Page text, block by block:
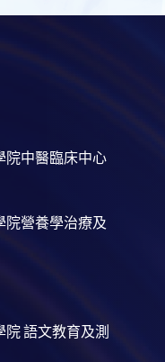
院中醫臨床中心
院營養學治療及
語文教育及測